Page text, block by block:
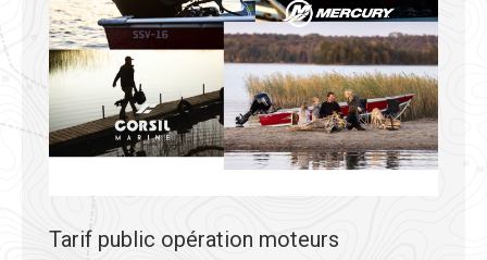
Tarif public opération moteurs